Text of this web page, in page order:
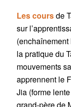
Les coursde
sur
la pratique du
mouvements
apprennent le
Jia (forme
grand-père de